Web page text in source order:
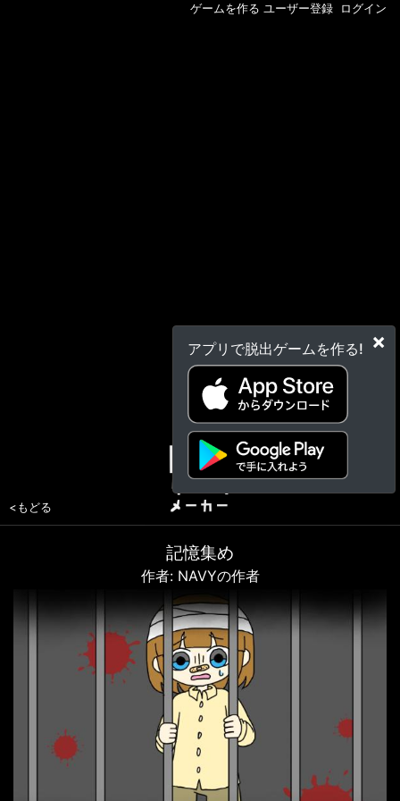
×
アプリで脱出ゲームを作る!
ゲームを作る ユーザー登録 ログイン
<もどる
記憶集め
作者: NAVYの作者